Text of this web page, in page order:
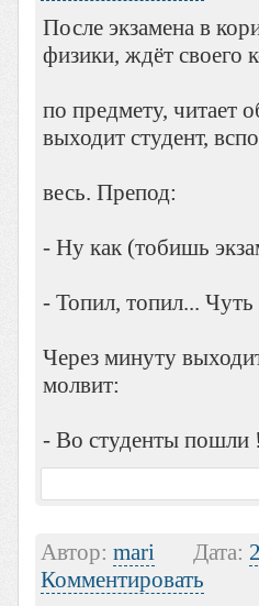
После экзамена в
физики, ждёт своего
по предмету, читает
выходит студент,
весь. Препод:
- Ну как (тобишь
- Топил, топил...
Через минуту
молвит:
- Во студенты пошли
Автор: mari Дата:
Комментировать